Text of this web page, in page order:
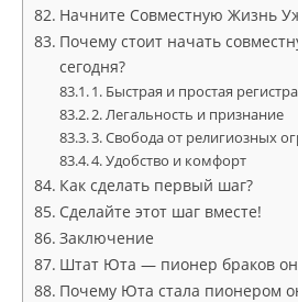
Начните Совместную Жизнь
Почему стоит начать
сегодня?
1. Быстрая и простая
2. Легальность и признание
3. Свобода от религиозных
4. Удобство и комфорт
Как сделать первый шаг?
Сделайте этот шаг вместе!
Заключение
Штат Юта — пионер браков
Почему Юта стала пионером